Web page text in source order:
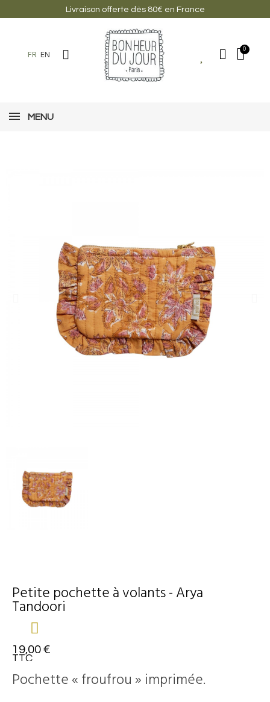
Livraison offerte dès 80€ en France
FR EN
MENU
Petite pochette à volants - Arya
Tandoori
19,00 €
TTC
Pochette « froufrou » imprimée.